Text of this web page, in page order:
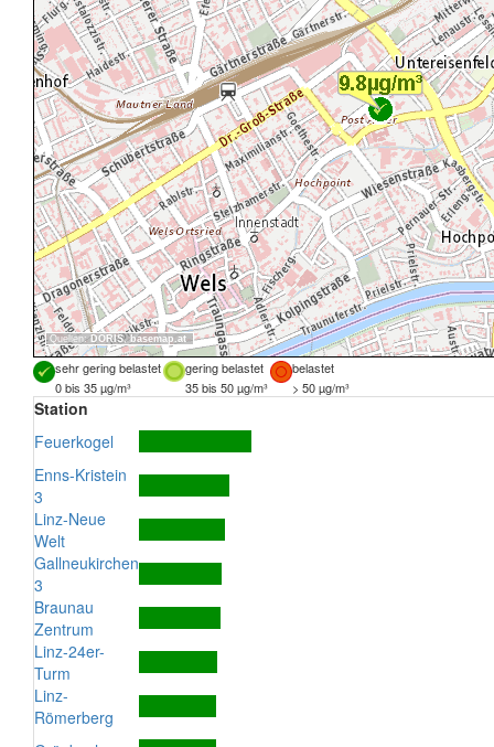
Quellen: DORIS, basemap.at
sehr gering belastet gering belastet
belastet
0 bis 35 µg/m³
35 bis 50 µg/m³ > 50 µg/m³
Station
Feuerkogel
Enns-Kristein
3
Linz-Neue
Welt
Gallneukirchen
3
Braunau
Zentrum
Linz-24er-
Turm
Linz-
Römerberg